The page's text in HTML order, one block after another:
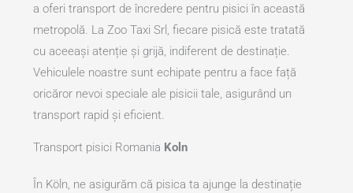
a oferi transport de încredere pentru pisici în această
metropolă. La Zoo Taxi Srl, fiecare pisică este tratată
cu aceeași atenție și grijă, indiferent de destinație.
Vehiculele noastre sunt echipate pentru a face față
oricăror nevoi speciale ale pisicii tale, asigurând un
transport rapid și eficient.
Transport pisici Romania Koln
În Köln, ne asigurăm că pisica ta ajunge la destinație